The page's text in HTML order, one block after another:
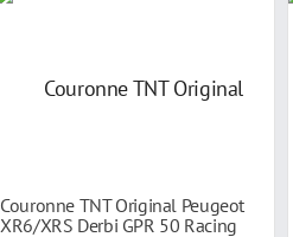
Couronne TNT Original Peugeot
XR6/XRS Derbi GPR 50 Racing